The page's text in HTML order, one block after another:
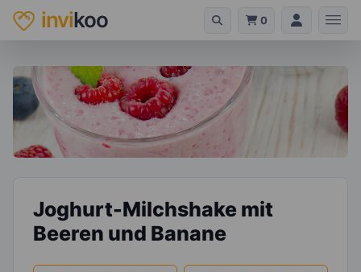
invikoo 0
Joghurt-Milchshake mit
Beeren und Banane